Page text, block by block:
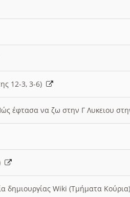
12-3, 3-6)
έφτασα να ζω στην Γ Λυκειου
δημιουργίας Wiki (Τμήματα